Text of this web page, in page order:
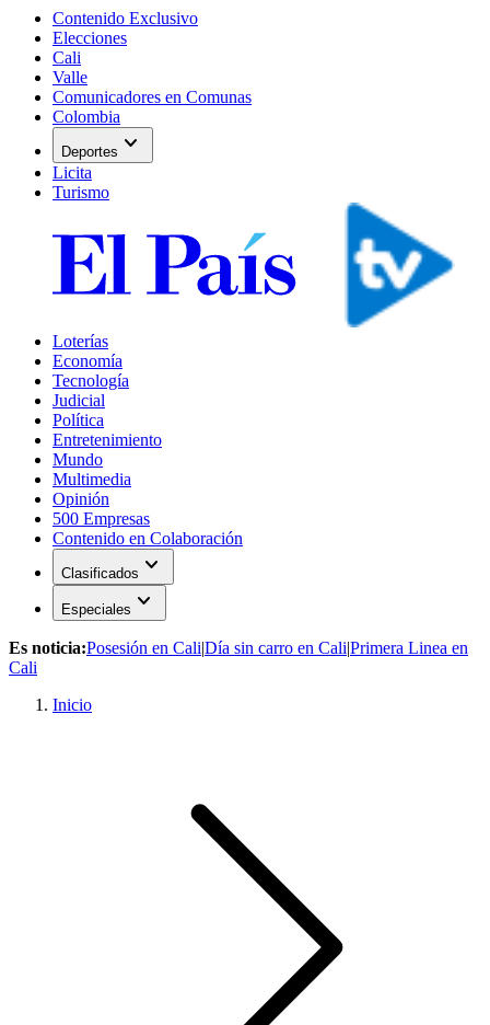
Contenido Exclusivo
Elecciones
Cali
Valle
Comunicadores en Comunas
Colombia
Deportes expand_more
Licita
Turismo
Loterías
Economía
Tecnología
Judicial
Política
Entretenimiento
Mundo
Multimedia
Opinión
500 Empresas
Contenido en Colaboración
Clasificados expand_more
Especiales expand_more
Es noticia:Posesión en Cali|Día sin carro en Cali|Primera Linea en
Cali
Inicio